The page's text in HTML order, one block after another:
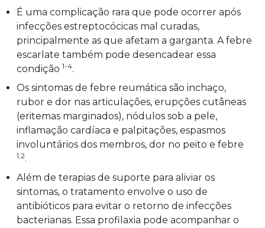
É uma complicação rara que pode ocorrer após
infecções estreptocócicas mal curadas,
principalmente as que afetam a garganta. A febre
escarlate também pode desencadear essa
condição 1-4.
Os sintomas de febre reumática são inchaço,
rubor e dor nas articulações, erupções cutâneas
(eritemas marginados), nódulos sob a pele,
inflamação cardíaca e palpitações, espasmos
involuntários dos membros, dor no peito e febre
1,2.
Além de terapias de suporte para aliviar os
sintomas, o tratamento envolve o uso de
antibióticos para evitar o retorno de infecções
bacterianas. Essa profilaxia pode acompanhar o